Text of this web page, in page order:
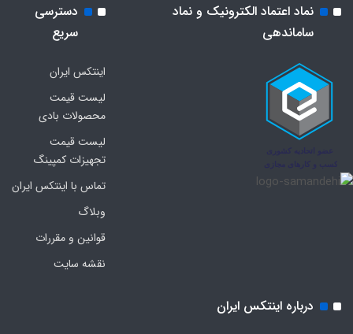
نماد اعتماد الکترونیک و نماد
ساماندهی
دسترسی
سریع
اینتکس ایران
لیست قیمت
محصولات بادی
لیست قیمت
تجهیزات کمپینگ
تماس با اینتکس ایران
وبلاگ
قوانین و مقررات
نقشه سایت
درباره اینتکس ایران